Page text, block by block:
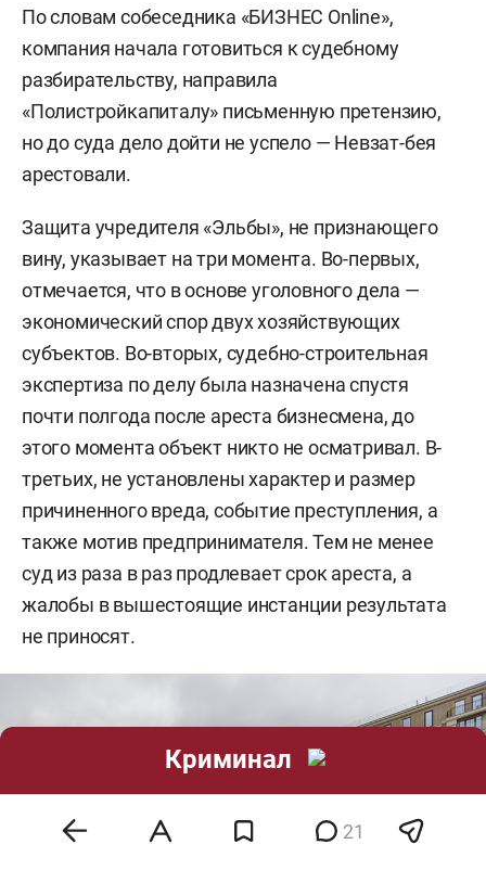
По словам собеседника «БИЗНЕС Online»,
компания начала готовиться к судебному
разбирательству, направила
«Полистройкапиталу» письменную претензию,
но до суда дело дойти не успело — Невзат-бея
арестовали.
Защита учредителя «Эльбы», не признающего
вину, указывает на три момента. Во-первых,
отмечается, что в основе уголовного дела —
экономический спор двух хозяйствующих
субъектов. Во-вторых, судебно-строительная
экспертиза по делу была назначена спустя
почти полгода после ареста бизнесмена, до
этого момента объект никто не осматривал. В-
третьих, не установлены характер и размер
причиненного вреда, событие преступления, а
также мотив предпринимателя. Тем не менее
суд из раза в раз продлевает срок ареста, а
жалобы в вышестоящие инстанции результата
не приносят.
21
Криминал